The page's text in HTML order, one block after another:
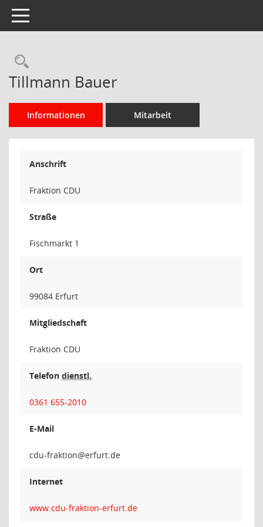
Toggle navigation
Rechercheauswahl
Tillmann Bauer
Informationen Mitarbeit
Anschrift
Fraktion CDU
Straße
Fischmarkt 1
Ort
99084 Erfurt
Mitgliedschaft
Fraktion CDU
Telefon dienstl.
0361 655-2010
E-Mail
noitka
Internet
www.cdu-fraktion-erfurt.de